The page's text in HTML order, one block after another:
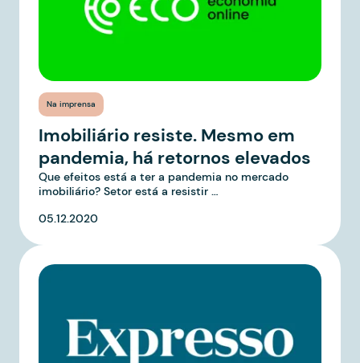
Na imprensa
Imobiliário resiste. Mesmo em
pandemia, há retornos elevados
Que efeitos está a ter a pandemia no mercado
imobiliário? Setor está a resistir …
05.12.2020